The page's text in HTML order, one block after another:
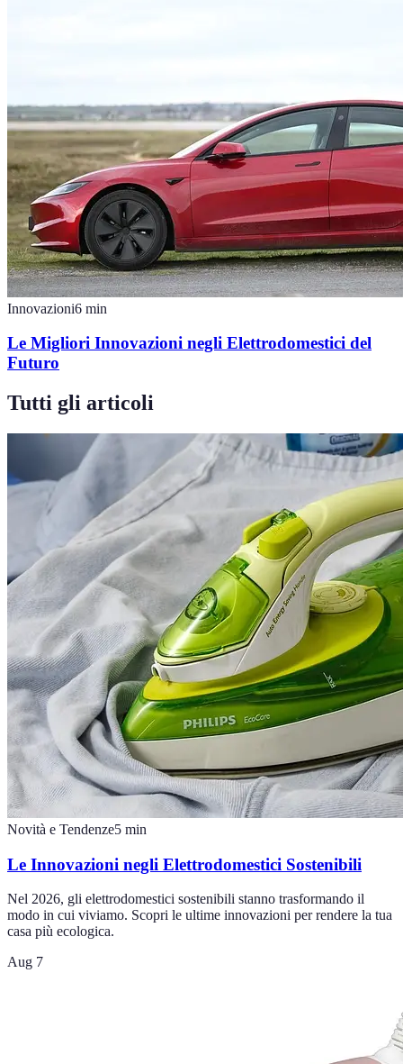
Innovazioni6 min
Le Migliori Innovazioni negli Elettrodomestici del
Futuro
Tutti gli articoli
Novità e Tendenze5 min
Le Innovazioni negli Elettrodomestici Sostenibili
Nel 2026, gli elettrodomestici sostenibili stanno trasformando il
modo in cui viviamo. Scopri le ultime innovazioni per rendere la tua
casa più ecologica.
Aug 7